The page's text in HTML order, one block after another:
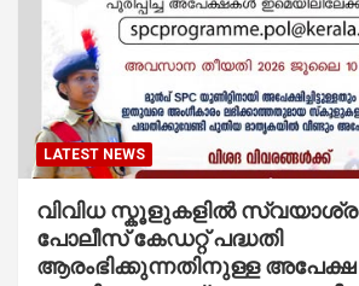
LATEST NEWS
വിവിധ സ്കൂളുകളില്‍
പോലീസ് കേഡറ്റ് പദ്ധതി
ആരംഭിക്കുന്നതിനുള്ള അപേക്ഷ